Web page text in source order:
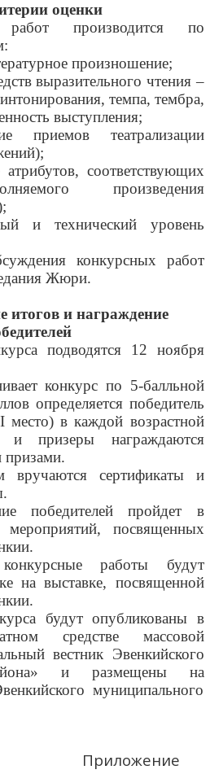
оценки
производится по
произношение;
выразительного чтения –
темпа, тембра,
выступления;
приемов театрализации
атрибутов, соответствующих
произведения
и технический уровень
конкурсных работ
Жюри.
итогов и награждение
подводятся 12 ноября
конкурс по 5-балльной
определяется победитель
место) в каждой возрастной
и призеры награждаются
вручаются сертификаты и
победителей пройдет в
посвященных
работы будут
на выставке, посвященной
будут опубликованы в
средстве массовой
вестник Эвенкийского
и размещены на
муниципального
Приложение